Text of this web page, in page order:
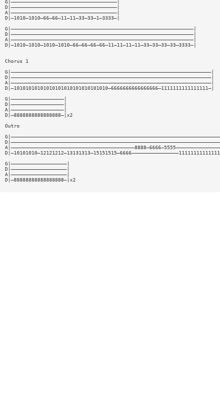
G|————————————————————————————————————|
D|————————————————————————————————————|
A|————————————————————————————————————|
D|—1010—1010—66—66—11—11—33—33—1—3333—|
G|——————————————————————————————————————————————————————————————|
D|——————————————————————————————————————————————————————————————|
A|——————————————————————————————————————————————————————————————|
D|—1010—1010—1010—1010—66—66—66—66—11—11—11—11—33—33—33—33—3333—|
Chorus 1
G|————————————————————————————————————————————————————————————————————|
D|————————————————————————————————————————————————————————————————————|
A|————————————————————————————————————————————————————————————————————|
D|—10101010101010101010101010101010—6666666666666666—1111111111111111—|
G|——————————————————|
D|——————————————————|
A|——————————————————|
D|—8888888888888888—|x2
Outro
G|———————————————————|
D|———————————————————|
A|———————————————————|
D|—88888888888888888—|x2